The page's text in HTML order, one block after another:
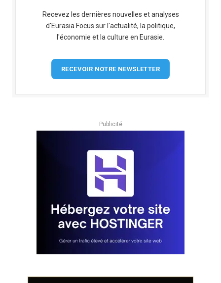
Recevez les dernières nouvelles et analyses
d'Eurasia Focus sur l'actualité, la politique,
l'économie et la culture en Eurasie.
RECEVOIR NOTRE NEWSLETTER
Publicité